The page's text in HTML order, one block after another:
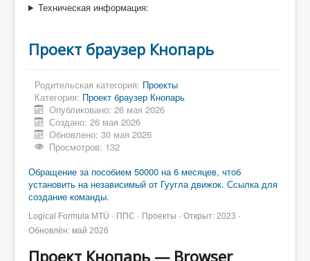
Техническая информация:
Проект браузер Кнопарь
Родительская категория: Проекты
Категория: Проект браузер Кнопарь
Опубликовано: 26 мая 2026
Создано: 26 мая 2026
Обновлено: 30 мая 2026
Просмотров: 132
Обращение за пособием 50000 на 6 месяцев, чтоб
установить на независимый от Гуугла движок. Ссылка для
создание команды.
Logical Formula MTÜ · ППС · Проекты · Открыт: 2023 ·
Обновлён: май 2026
Проект Кнопарь — Browser